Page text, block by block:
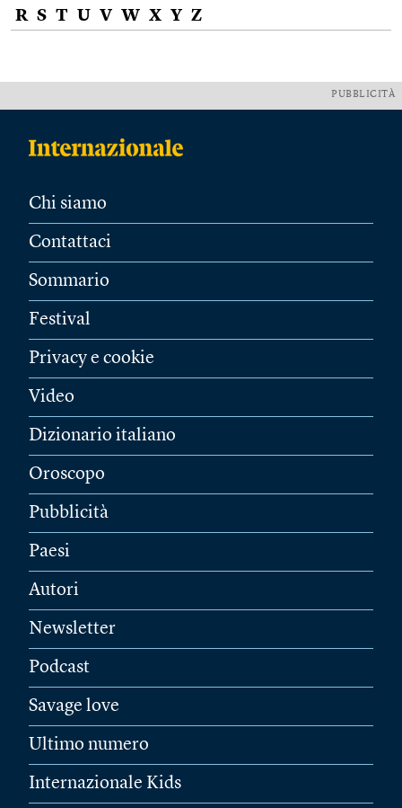
R S T U V W X Y Z
PUBBLICITÀ
Chi siamo
Contattaci
Sommario
Festival
Privacy e cookie
Video
Dizionario italiano
Oroscopo
Pubblicità
Paesi
Autori
Newsletter
Podcast
Savage love
Ultimo numero
Internazionale Kids